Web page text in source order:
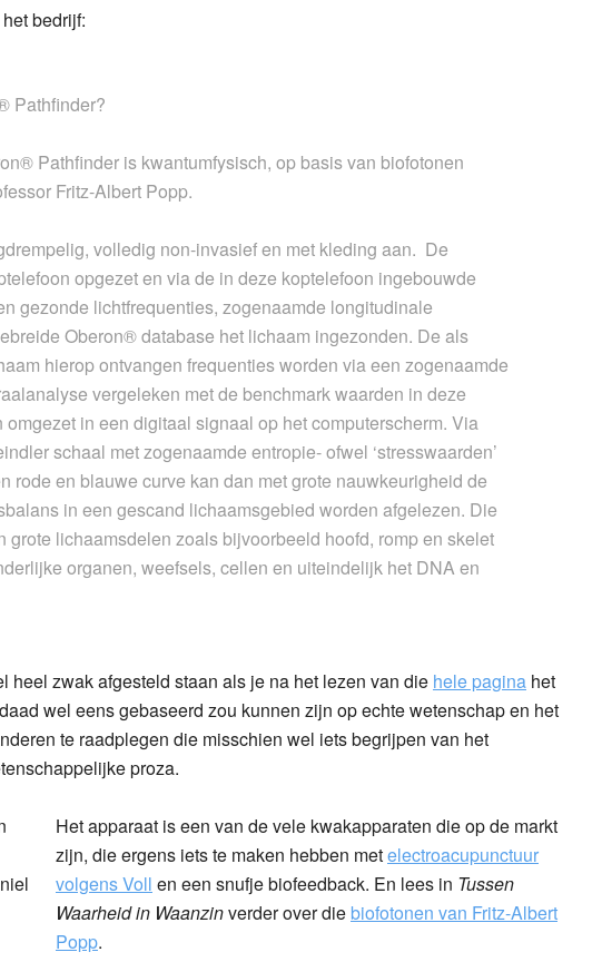
het bedrijf:
Pathfinder?
Pathfinder is kwantumfysisch, op basis van biofotonen
Fritz-Albert Popp.
volledig non-invasief en met kleding aan. De
opgezet en via de in deze koptelefoon ingebouwde
gezonde lichtfrequenties, zogenaamde longitudinale
Oberon® database het lichaam ingezonden. De als
hierop ontvangen frequenties worden via een zogenaamde
vergeleken met de benchmark waarden in deze
in een digitaal signaal op het computerscherm. Via
schaal met zogenaamde entropie- ofwel ‘stresswaarden’
rode en blauwe curve kan dan met grote nauwkeurigheid de
in een gescand lichaamsgebied worden afgelezen. Die
grote lichaamsdelen zoals bijvoorbeeld hoofd, romp en skelet
organen, weefsels, cellen en uiteindelijk het DNA en
heel zwak afgesteld staan als je na het lezen van die hele pagina het
wel eens gebaseerd zou kunnen zijn op echte wetenschap en het
te raadplegen die misschien wel iets begrijpen van het
proza.
Het apparaat is een van de vele kwakapparaten die op de markt
zijn, die ergens iets te maken hebben metelectroacupunctuur
volgens Voll en een snufje biofeedback. En lees in Tussen
Waarheid in Waanzinverder over die biofotonen van Fritz-Albert
Popp.